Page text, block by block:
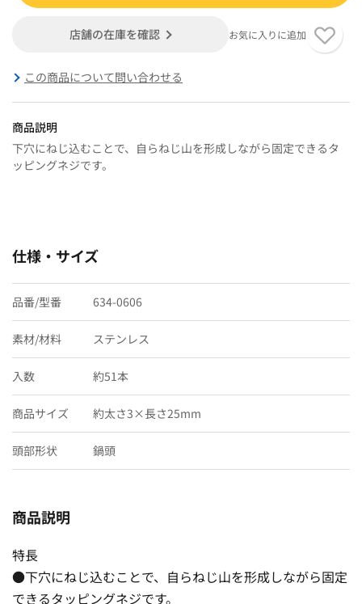
店舗の在庫を確認 お気に入りに追加
この商品について問い合わせる
商品説明
下穴にねじ込むことで、自らねじ山を形成しながら固定できるタ
ッピングネジです。
仕様・サイズ
品番/型番 634-0606
素材/材料 ステンレス
入数 約51本
商品サイズ 約太さ3×長さ25mm
頭部形状 鍋頭
商品説明
特長
●下穴にねじ込むことで、自らねじ山を形成しながら固定
できるタッピングネジです。